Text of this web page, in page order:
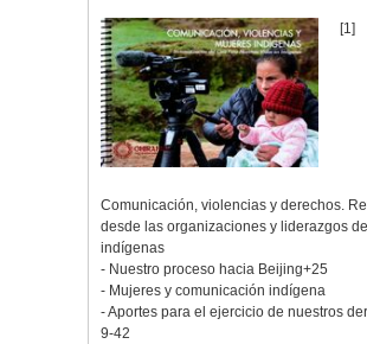
[1]
Comunicación, violencias y derechos.
desde las organizaciones y liderazgos
indígenas
- Nuestro proceso hacia Beijing+25
- Mujeres y comunicación indígena
- Aportes para el ejercicio de nuestros
9-42